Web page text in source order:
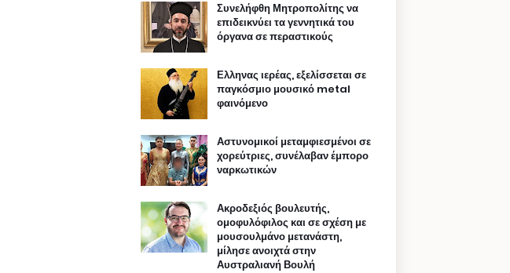
Συνελήφθη Μητροπολίτης να
επιδεικνύει τα γεννητικά του
όργανα σε περαστικούς
Ελληνας ιερέας, εξελίσσεται σε
παγκόσμιο μουσικό metal
φαινόμενο
Αστυνομικοί μεταμφιεσμένοι σε
χορεύτριες, συνέλαβαν έμπορο
ναρκωτικών
Ακροδεξιός βουλευτής,
ομοφυλόφιλος και σε σχέση με
μουσουλμάνο μετανάστη,
μίλησε ανοιχτά στην
Αυστραλιανή Βουλή